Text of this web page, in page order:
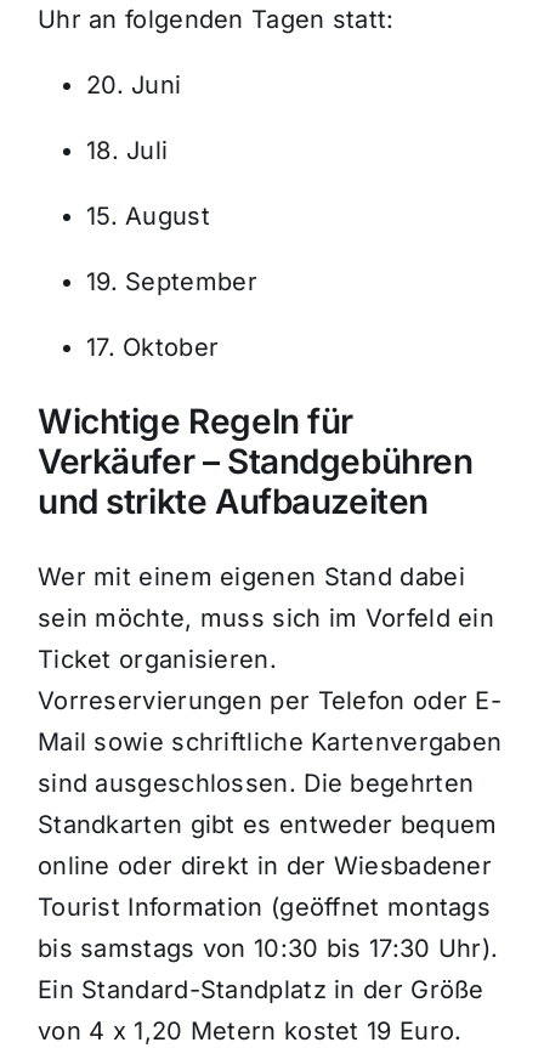
Uhr an folgenden Tagen statt:
20. Juni
18. Juli
15. August
19. September
17. Oktober
Wichtige Regeln für
Verkäufer – Standgebühren
und strikte Aufbauzeiten
Wer mit einem eigenen Stand dabei
sein möchte, muss sich im Vorfeld ein
Ticket organisieren.
Vorreservierungen per Telefon oder E-
Mail sowie schriftliche Kartenvergaben
sind ausgeschlossen. Die begehrten
Standkarten gibt es entweder bequem
online oder direkt in der Wiesbadener
Tourist Information (geöffnet montags
bis samstags von 10:30 bis 17:30 Uhr).
Ein Standard-Standplatz in der Größe
von 4 x 1,20 Metern kostet 19 Euro.